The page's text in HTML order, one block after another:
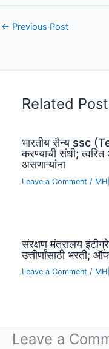
← Previous Post
Related
भारतीय सैन्य ssc
करण्याची संधी;
असणाऱ्यांना
Leave a Comment /
संरक्षण मंत्रालय
उत्तीर्णांसाठी भरती;
Leave a Comment /
Leave a